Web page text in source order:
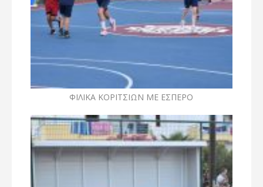
ΦΙΛΙΚΑ ΚΟΡΙΤΣΙΩΝ ΜΕ ΕΣΠΕΡΟ